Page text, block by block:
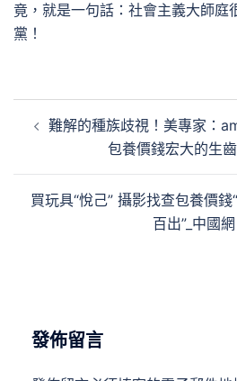
竟，就是一句話：社會主義大師庭
黨！
難解的種族歧視！美專家：
包養價錢宏大的生
買玩具“悅己” 攝影找查包養價錢
百出”_中國網
發佈留言